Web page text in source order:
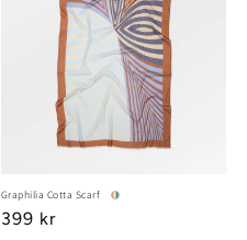
Graphilia Cotta Scarf
Regular
399 kr